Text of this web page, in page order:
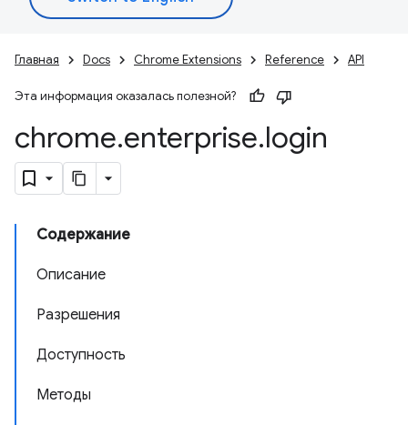
Главная Docs Chrome Extensions Reference API
Эта информация оказалась полезной?
chrome.enterprise.login
Содержание
Описание
Разрешения
Доступность
Методы